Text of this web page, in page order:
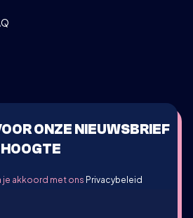
ONZE NIEUWSBRIEF
je akkoord met ons Privacybeleid